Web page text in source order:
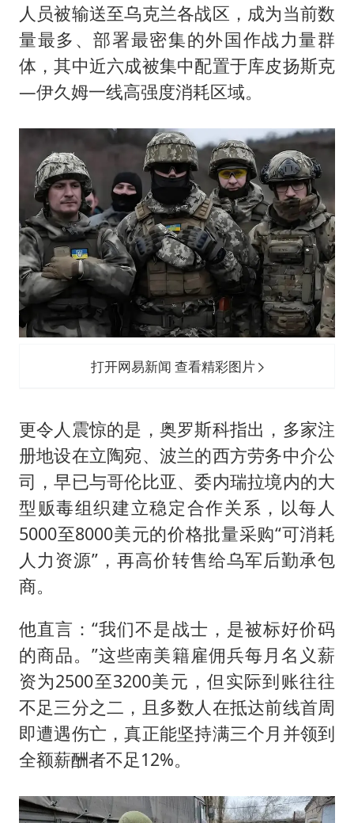
人员被输送至乌克兰各战区，成为当前数
量最多、部署最密集的外国作战力量群
体，其中近六成被集中配置于库皮扬斯克
—伊久姆一线高强度消耗区域。
打开网易新闻 查看精彩图片
更令人震惊的是，奥罗斯科指出，多家注
册地设在立陶宛、波兰的西方劳务中介公
司，早已与哥伦比亚、委内瑞拉境内的大
型贩毒组织建立稳定合作关系，以每人
5000至8000美元的价格批量采购“可消耗
人力资源”，再高价转售给乌军后勤承包
商。
他直言：“我们不是战士，是被标好价码
的商品。”这些南美籍雇佣兵每月名义薪
资为2500至3200美元，但实际到账往往
不足三分之二，且多数人在抵达前线首周
即遭遇伤亡，真正能坚持满三个月并领到
全额薪酬者不足12%。